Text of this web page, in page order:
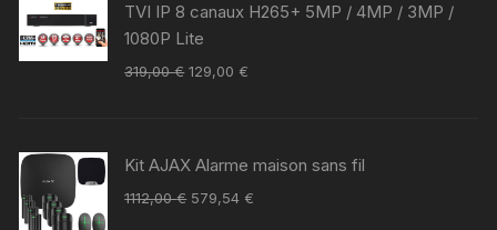
TVI IP 8 canaux H265+ 5MP / 4MP / 3MP /
1080P Lite
319,00€ 129,00 €
Kit AJAX Alarme maison sans fil
1112,00€ 579,54 €